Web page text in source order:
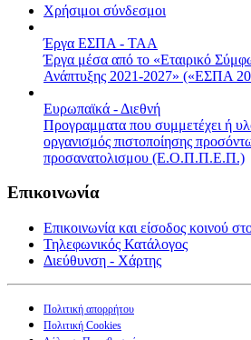
Χρήσιμοι σύνδεσμοι
Έργα ΕΣΠΑ - ΤΑΑ
Έργα μέσα από το «Εταιρικό
Ανάπτυξης 2021-2027» («ΕΣΠΑ
Ευρωπαϊκά - Διεθνή
Προγραμματα που συμμετέχει ή
οργανισμός πιστοποίησης
προσανατολισμου (Ε.Ο.Π.Π.Ε.Π.)
Επικοινωνία
Επικοινωνία και είσοδος κοινού
Τηλεφωνικός Κατάλογος
Διεύθυνση - Χάρτης
Πολιτική απορρήτου
Πολιτική Cookies